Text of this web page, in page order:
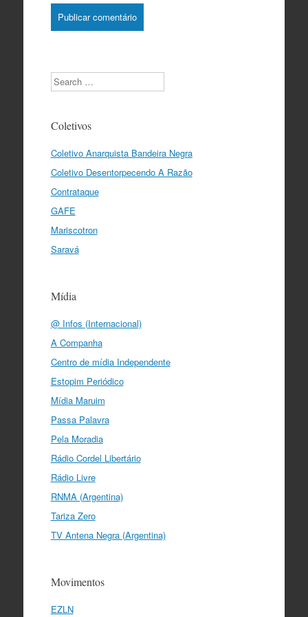
Search
Coletivos
Coletivo Anarquista Bandeira Negra
Coletivo Desentorpecendo A Razão
Contrataque
GAFE
Mariscotron
Saravá
Mídia
@ Infos (Internacional)
A Companha
Centro de mídia Independente
Estopim Periódico
Mídia Maruim
Passa Palavra
Pela Moradia
Rádio Cordel Libertário
Rádio Livre
RNMA (Argentina)
Tariza Zero
TV Antena Negra (Argentina)
Movimentos
EZLN